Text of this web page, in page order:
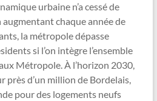
urbaine n’a cessé de
augmentant chaque année de
la métropole dépasse
si l’on intègre l’ensemble
Métropole. À l’horizon 2030,
près d’un million de Bordelais,
pour des logements neufs